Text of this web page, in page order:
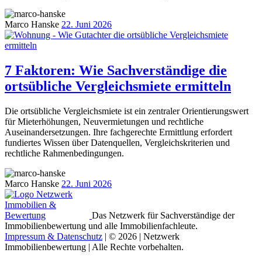
Marco Hanske 22. Juni 2026
7 Faktoren: Wie Sachverständige die
ortsübliche Vergleichsmiete ermitteln
Die ortsübliche Vergleichsmiete ist ein zentraler Orientierungswert
für Mieterhöhungen, Neuvermietungen und rechtliche
Auseinandersetzungen. Ihre fachgerechte Ermittlung erfordert
fundiertes Wissen über Datenquellen, Vergleichskriterien und
rechtliche Rahmenbedingungen.
Marco Hanske 22. Juni 2026
Das Netzwerk für Sachverständige der
Immobilienbewertung und alle Immobilienfachleute.
Impressum & Datenschutz | © 2026 | Netzwerk
Immobilienbewertung | Alle Rechte vorbehalten.